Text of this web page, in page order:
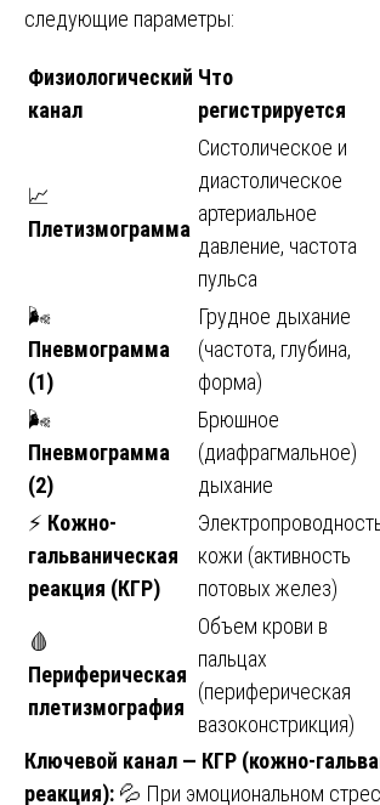
следующие параметры:
Физиологический
канал
Что
регистрируется
📈
Плетизмограмма
Систолическое и
диастолическое
артериальное
давление, частота
пульса
🌬️
Пневмограмма
(1)
Грудное дыхание
(частота, глубина,
форма)
🌬️
Пневмограмма
(2)
Брюшное
(диафрагмальное)
дыхание
⚡ Кожно-
гальваническая
реакция (КГР)
кожи (активность
потовых желез)
🩸
Периферическая
плетизмография
Объем крови в
пальцах
(периферическая
вазоконстрикция)
Ключевой канал — КГР (кожно-
реакция): 💦 При эмоциональном